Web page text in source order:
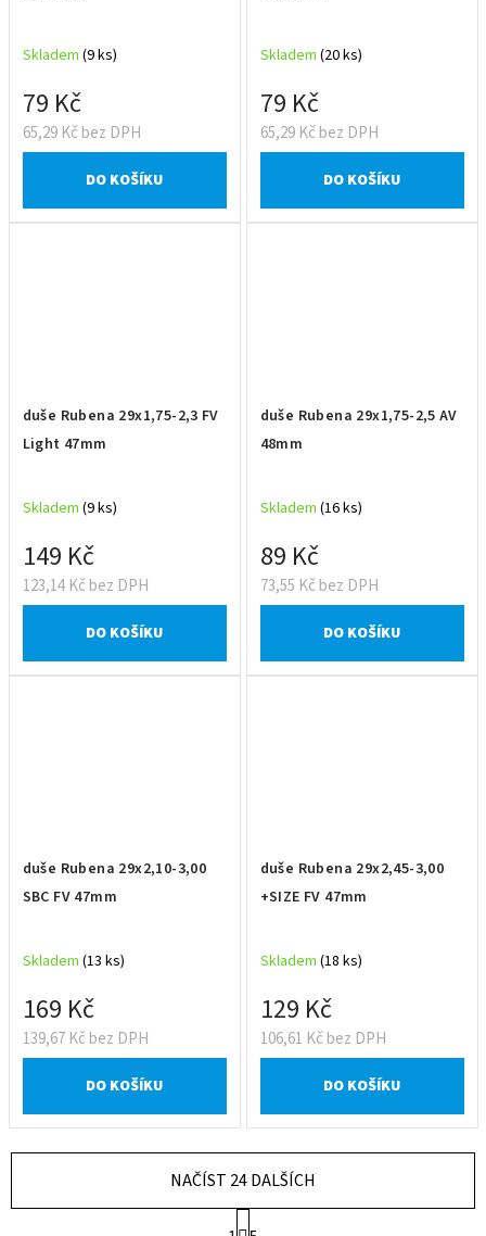
Skladem (9 ks)
65,29 Kč bez DPH
79 Kč
DO KOŠÍKU
Skladem (20 ks)
65,29 Kč bez DPH
79 Kč
DO KOŠÍKU
duše Rubena 29x1,75-2,3 FV
Light 47mm
Skladem (9 ks)
123,14 Kč bez DPH
149 Kč
DO KOŠÍKU
duše Rubena 29x1,75-2,5 AV
48mm
Skladem (16 ks)
73,55 Kč bez DPH
89 Kč
DO KOŠÍKU
duše Rubena 29x2,10-3,00
SBC FV 47mm
Skladem (13 ks)
139,67 Kč bez DPH
169 Kč
DO KOŠÍKU
duše Rubena 29x2,45-3,00
+SIZE FV 47mm
Skladem (18 ks)
106,61 Kč bez DPH
129 Kč
DO KOŠÍKU
NAČÍST 24 DALŠÍCH
S